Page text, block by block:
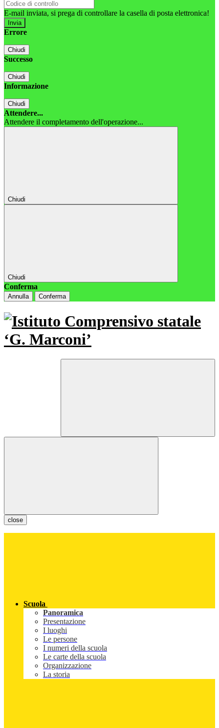
E-mail inviata, si prega di controllare la casella di posta elettronica!
Errore
Chiudi
Successo
Chiudi
Informazione
Chiudi
Attendere...
Attendere il completamento dell'operazione...
Chiudi
Chiudi
Conferma
Annulla Conferma
close
Scuola
Panoramica
Presentazione
I luoghi
Le persone
I numeri della scuola
Le carte della scuola
Organizzazione
La storia